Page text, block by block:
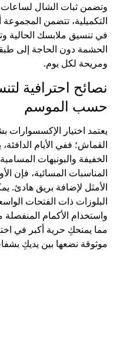
وتضمن ثبات الشال لساعات
التكميلية، تتضمن
في تنسيق ملابسك الحالية
الحشمة دون الحاجة إلى
ومريحة لكل يوم.
نصائح احترافية
حسب الموسم
يعتمد اختيار
القماش؛ ففي الأيام
الخفيفة والبونيهات
المناسبات المسائية، فإن
الأمثل لإضافة بريق هادئ.
البلوزات ذات الفتحات
واستخدام الأكمام المنفصلة
مما يمنحكِ حرية أكبر في
موثوقة نضعها بين يديكِ